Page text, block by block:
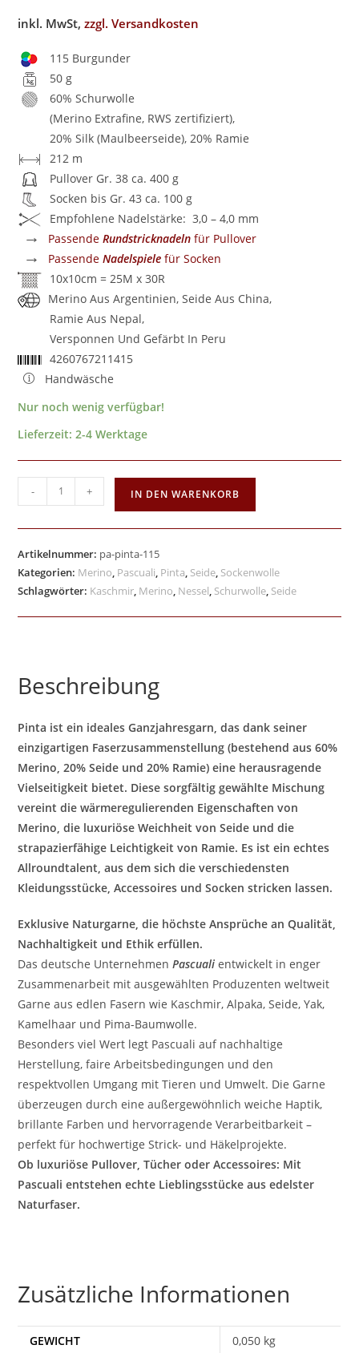
inkl. MwSt,zzgl. Versandkosten
115 Burgunder
50 g
60% Schurwolle
(Merino Extrafine, RWS zertifiziert),
20% Silk (Maulbeerseide), 20% Ramie
212 m
Pullover Gr. 38 ca. 400 g
Socken bis Gr. 43 ca. 100 g
Empfohlene Nadelstärke: 3,0 – 4,0 mm
→ PassendeRundstricknadeln für Pullover
→ PassendeNadelspiele für Socken
10x10cm = 25M x 30R
Merino Aus Argentinien, Seide Aus China,
Ramie Aus Nepal,
Versponnen Und Gefärbt In Peru
4260767211415
Handwäsche
Nur noch wenig verfügbar!
Lieferzeit:2-4 Werktage
- + IN DEN WARENKORB
Artikelnummer: pa-pinta-115
Kategorien: Merino, Pascuali, Pinta, Seide, Sockenwolle
Schlagwörter: Kaschmir, Merino, Nessel, Schurwolle, Seide
Beschreibung
Pinta ist ein ideales Ganzjahresgarn, das dank seiner
einzigartigen Faserzusammenstellung (bestehend aus 60%
Merino, 20% Seide und 20% Ramie) eine herausragende
Vielseitigkeit bietet. Diese sorgfältig gewählte Mischung
vereint die wärmeregulierenden Eigenschaften von
Merino, die luxuriöse Weichheit von Seide und die
strapazierfähige Leichtigkeit von Ramie. Es ist ein echtes
Allroundtalent, aus dem sich die verschiedensten
Kleidungsstücke, Accessoires und Socken stricken lassen.
Exklusive Naturgarne, die höchste Ansprüche an Qualität,
Nachhaltigkeit und Ethik erfüllen.
Das deutsche UnternehmenPascuali entwickelt in enger
Zusammenarbeit mit ausgewählten Produzenten weltweit
Garne aus edlen Fasern wie Kaschmir, Alpaka, Seide, Yak,
Kamelhaar und Pima-Baumwolle.
Besonders viel Wert legt Pascuali auf nachhaltige
Herstellung, faire Arbeitsbedingungen und den
respektvollen Umgang mit Tieren und Umwelt. Die Garne
überzeugen durch eine außergewöhnlich weiche Haptik,
brillante Farben und hervorragende Verarbeitbarkeit –
perfekt für hochwertige Strick- und Häkelprojekte.
Ob luxuriöse Pullover, Tücher oder Accessoires: Mit
Pascuali entstehen echte Lieblingsstücke aus edelster
Naturfaser.
Zusätzliche Informationen
GEWICHT 0,050 kg